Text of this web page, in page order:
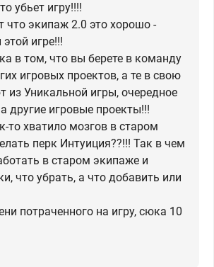
убьет игру!!!!
что экипаж 2.0 это хорошо -
игре!!!
в том, что вы берете в команду
игровых проектов, а те в свою
из Уникальной игры, очередное
другие игровые проекты!!!
то хватило мозгов в старом
перк Интуиция??!!! Так в чем
в старом экипаже и
что убрать, а что добавить или
потраченного на игру, сюка 10